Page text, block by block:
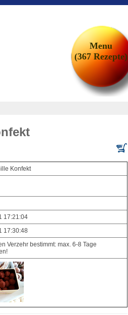
Konfekt
17:21:04
17:30:48
Verzehr bestimmt: max. 6-8 Tage
Menu
(367 Rezepte)